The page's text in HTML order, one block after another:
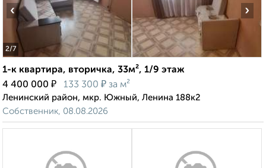
2/7
‹ ›
1-к квартира, вторичка, 33м², 1/9 этаж
4 400 000 ₽ 133 300 ₽ за м²
Ленинский район, мкр. Южный, Ленина 188к2
Собственник, 08.08.2026